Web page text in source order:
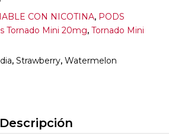
CON NICOTINA, PODS
Tornado Mini 20mg, Tornado Mini
, Strawberry, Watermelon
Descripción